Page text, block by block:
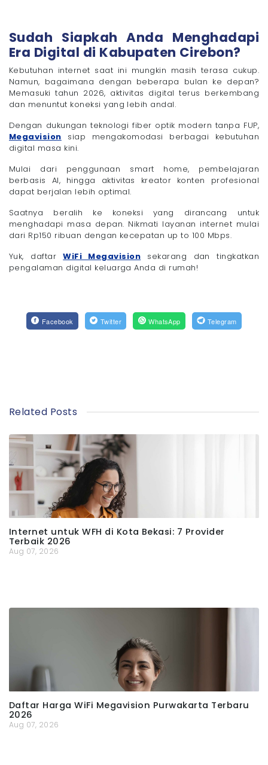
Sudah Siapkah Anda Menghadapi
Era Digital di Kabupaten Cirebon?
Kebutuhan internet saat ini mungkin masih terasa cukup.
Namun, bagaimana dengan beberapa bulan ke depan?
Memasuki tahun 2026, aktivitas digital terus berkembang
dan menuntut koneksi yang lebih andal.
Dengan dukungan teknologi fiber optik modern tanpa FUP,
Megavision siap mengakomodasi berbagai kebutuhan
digital masa kini.
Mulai dari penggunaan smart home, pembelajaran
berbasis AI, hingga aktivitas kreator konten profesional
dapat berjalan lebih optimal.
Saatnya beralih ke koneksi yang dirancang untuk
menghadapi masa depan. Nikmati layanan internet mulai
dari Rp150 ribuan dengan kecepatan up to 100 Mbps.
Yuk, daftarWiFi Megavision sekarang dan tingkatkan
pengalaman digital keluarga Anda di rumah!
Facebook Twitter WhatsApp Telegram
Related Posts
Internet untuk WFH di Kota Bekasi: 7 Provider
Terbaik 2026
Aug 07, 2026
Daftar Harga WiFi Megavision Purwakarta Terbaru
2026
Aug 07, 2026